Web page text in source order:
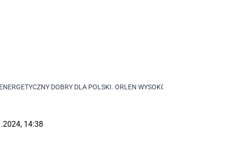
DOBRY DLA POLSKI. ORLEN WYSOKO OCENIANY
14:38